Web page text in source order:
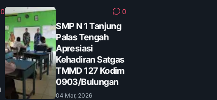
0 0
SMP N 1 Tanjung
Palas Tengah
Apresiasi
Kehadiran Satgas
TMMD 127 Kodim
0903/Bulungan
04 Mar, 2026